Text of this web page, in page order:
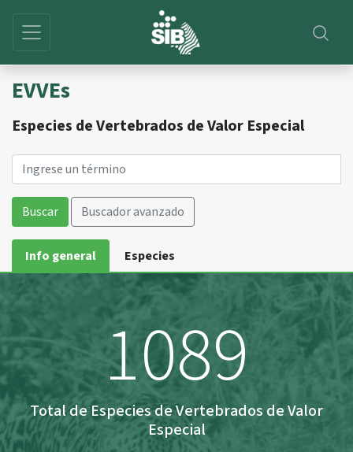
EVVEs
Especies de Vertebrados de Valor Especial
Buscar Buscador avanzado
Info general Especies
1089
Total de Especies de Vertebrados de Valor
Especial